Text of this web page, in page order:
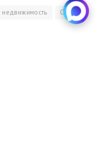
недвижимость
Сёмка